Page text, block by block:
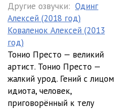
Другие озвучки: Одинг
Алексей (2018 год)
Коваленок Алексей (2013
год)
Тонио Престо — великий
артист. Тонио Престо —
жалкий урод. Гений с лицом
идиота, человек,
приговорённый к телу